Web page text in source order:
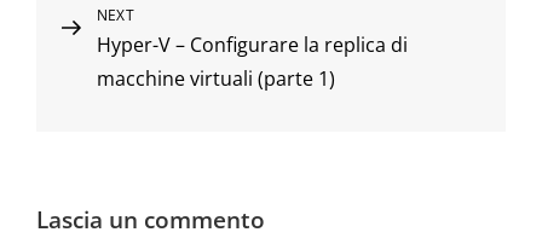
Next
Post
NEXT
Hyper-V – Configurare la replica di
macchine virtuali (parte 1)
Lascia un commento